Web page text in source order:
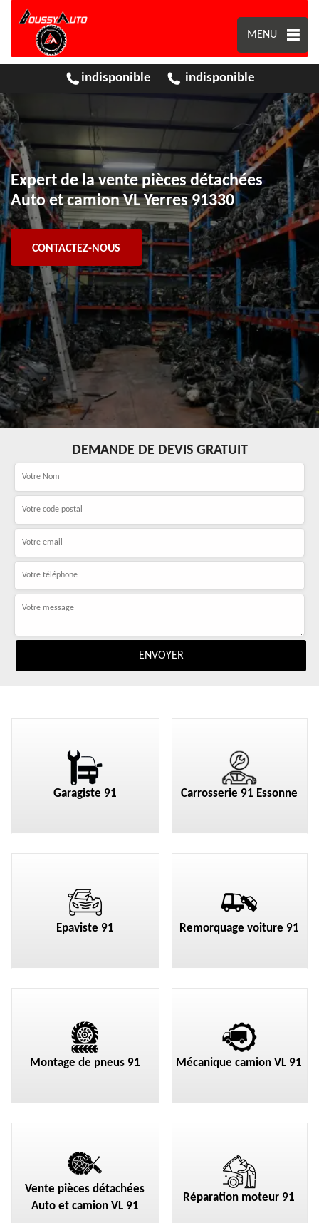
MENU
indisponible indisponible
Expert de la vente pièces détachées
Auto et camion VL Yerres 91330
CONTACTEZ-NOUS
DEMANDE DE DEVIS GRATUIT
Garagiste 91 Carrosserie 91 Essonne
Epaviste 91 Remorquage voiture 91
Montage de pneus 91 Mécanique camion VL 91
Vente pièces détachées
Auto et camion VL 91
Réparation moteur 91